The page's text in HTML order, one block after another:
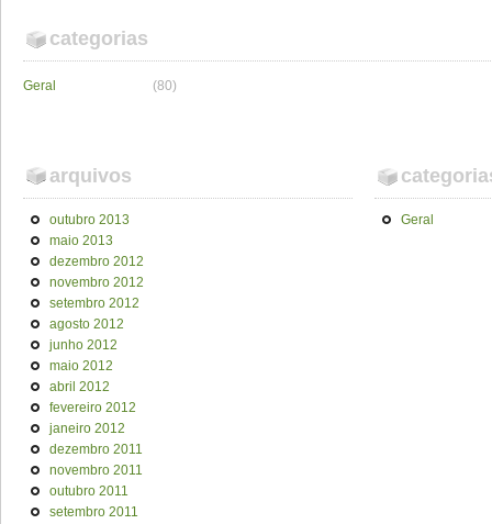
categorias
Geral (80)
arquivos
outubro 2013
maio 2013
dezembro 2012
novembro 2012
setembro 2012
agosto 2012
junho 2012
maio 2012
abril 2012
fevereiro 2012
janeiro 2012
dezembro 2011
novembro 2011
outubro 2011
setembro 2011
Geral